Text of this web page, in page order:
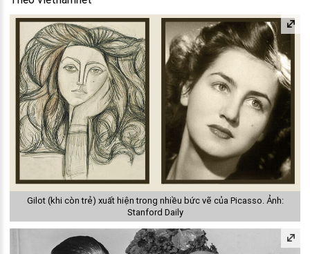
Gilot (khi còn trẻ) xuất hiện trong nhiều bức vẽ của Picasso. Ảnh:
Stanford Daily